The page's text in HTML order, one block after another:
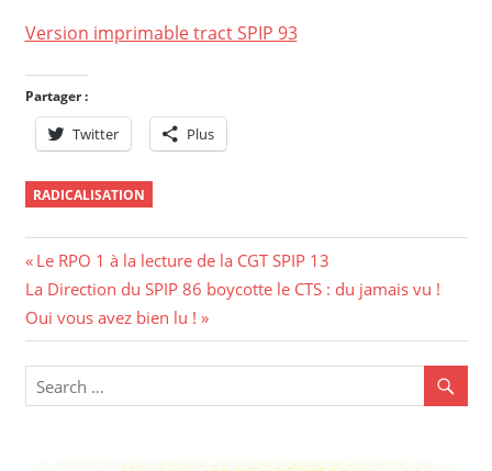
Version imprimable tract SPIP 93
Partager :
Twitter Plus
RADICALISATION
Navigation
de
l’article
Previous
Post:
Le RPO 1 à la lecture de la CGT SPIP 13
Next
Post:
La Direction du SPIP 86 boycotte le CTS : du jamais vu !
Oui vous avez bien lu !